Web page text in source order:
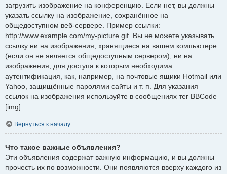
загрузить изображение на конференцию. Если нет, вы должны
указать ссылку на изображение, сохранённое на
общедоступном веб-сервере. Пример ссылки:
http://www.example.com/my-picture.gif. Вы не можете указывать
ссылку ни на изображения, хранящиеся на вашем компьютере
(если он не является общедоступным сервером), ни на
изображения, для доступа к которым необходима
аутентификация, как, например, на почтовые ящики Hotmail или
Yahoo, защищённые паролями сайты и т. п. Для указания
ссылок на изображения используйте в сообщениях тег BBCode
[img].
Вернуться к началу
Что такое важные объявления?
Эти объявления содержат важную информацию, и вы должны
прочесть их по возможности. Они появляются вверху каждого из